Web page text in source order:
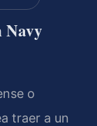
Navy
o
traer a un